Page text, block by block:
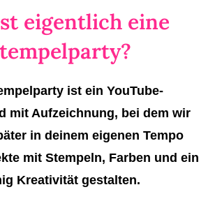
eigentlich eine
ist ein YouTube-
mit Aufzeichnung, bei dem wir
in deinem eigenen Tempo
mit Stempeln, Farben und ein
Kreativität gestalten.